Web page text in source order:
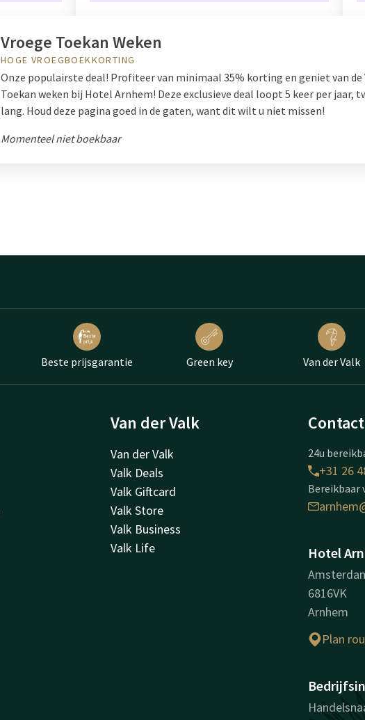
Vroege Toekan Weken
HOGE VROEGBOEKKORTING
Onze populairste deal! Profiteer van minimaal 35% korting en geniet van de
Toekan weken bij Hotel Arnhem! Deze exclusieve deal loopt 5 keer per jaar,
lang. Houd deze pagina goed in de gaten, want dit wilt u niet missen!
Momenteel niet boekbaar
Beste prijsgarantie Green key Van der Valk
Van der Valk
Van der Valk
Valk Deals
Valk Giftcard
Valk Store
Valk Business
Valk Life
Contact
24u
+31 26
Bereikbaar
Hotel
6816VK
Arnhem
Plan